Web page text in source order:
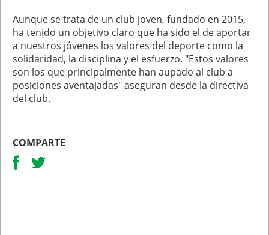
Aunque se trata de un club joven, fundado en 2015,
ha tenido un objetivo claro que ha sido el de aportar
a nuestros jóvenes los valores del deporte como la
solidaridad, la disciplina y el esfuerzo. "Estos valores
son los que principalmente han aupado al club a
posiciones aventajadas" aseguran desde la directiva
del club.
COMPARTE